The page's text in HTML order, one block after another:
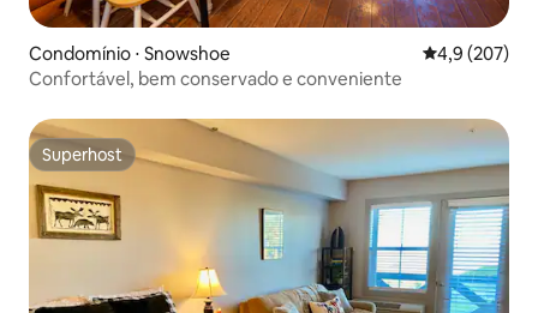
Condomínio ⋅ Snowshoe 4,9 de uma
4,9 (207)
Confortável, bem conservado e conveniente
Superhost
Superhost